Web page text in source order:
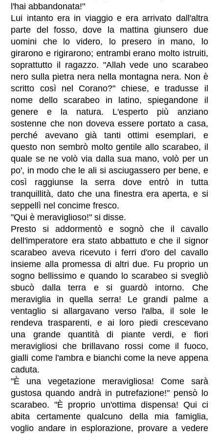
l'hai abbandonata!"
Lui intanto era in viaggio e era arrivato dall'altra
parte del fosso, dove la mattina giunsero due
uomini che lo videro, lo presero in mano, lo
girarono e rigirarono; entrambi erano molto istruiti,
soprattutto il ragazzo. "Allah vede uno scarabeo
nero sulla pietra nera nella montagna nera. Non è
scritto così nel Corano?" chiese, e tradusse il
nome dello scarabeo in latino, spiegandone il
genere e la natura. L'esperto più anziano
sostenne che non doveva essere portato a casa,
perché avevano già tanti ottimi esemplari, e
questo non sembrò molto gentile allo scarabeo, il
quale se ne volò via dalla sua mano, volò per un
po', in modo che le ali si asciugassero per bene, e
così raggiunse la serra dove entrò in tutta
tranquillità, dato che una finestra era aperta, e si
seppellì nel concime fresco.
"Qui è meraviglioso!" si disse.
Presto si addormentò e sognò che il cavallo
dell'imperatore era stato abbattuto e che il signor
scarabeo aveva ricevuto i ferri d'oro del cavallo
insieme alla promessa di altri due. Fu proprio un
sogno bellissimo e quando lo scarabeo si svegliò
sbucò dalla terra e si guardò intorno. Che
meraviglia in quella serra! Le grandi palme a
ventaglio si allargavano verso l'alba, il sole le
rendeva trasparenti, e ai loro piedi crescevano
una grande quantità di piante verdi, e fiori
meravigliosi che brillavano rossi come il fuoco,
gialli come l'ambra e bianchi come la neve appena
caduta.
"È una vegetazione meravigliosa! Come sarà
gustosa quando andrà in putrefazione!" pensò lo
scarabeo. "È proprio un'ottima dispensa! Qui ci
abita certamente qualcuno della mia famiglia,
voglio andare in esplorazione, provare a vedere